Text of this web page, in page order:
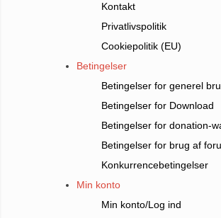
Kontakt
Privatlivspolitik
Cookiepolitik (EU)
Betingelser
Betingelser for generel
Betingelser for Download
Betingelser for donation-
Betingelser for brug af
Konkurrencebetingelser
Min konto
Min konto/Log ind